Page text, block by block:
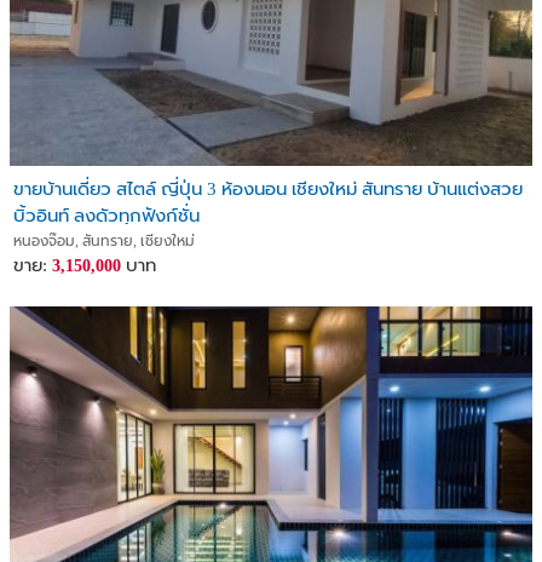
ขายบ้านเดี่ยว สไตล์ ญี่ปุ่น 3 ห้องนอน เชียงใหม่ สันทราย บ้านแต่งสวย
บิ้วอินท์ ลงดัวทุกฟังก์ชั่น
หนองจ๊อม, สันทราย, เชียงใหม่
ขาย: 3,150,000 บาท